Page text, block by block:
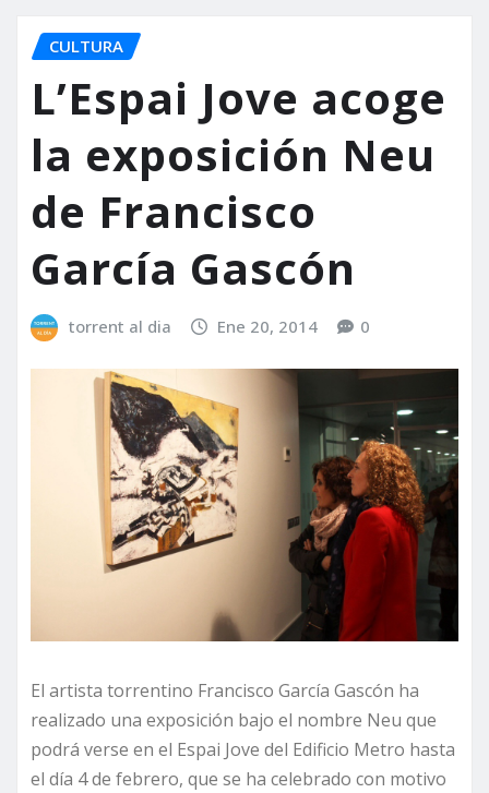
CULTURA
L’Espai Jove acoge
la exposición Neu
de Francisco
García Gascón
torrent al dia Ene 20, 2014 0
El artista torrentino Francisco García Gascón ha
realizado una exposición bajo el nombre Neu que
podrá verse en el Espai Jove del Edificio Metro hasta
el día 4 de febrero, que se ha celebrado con motivo